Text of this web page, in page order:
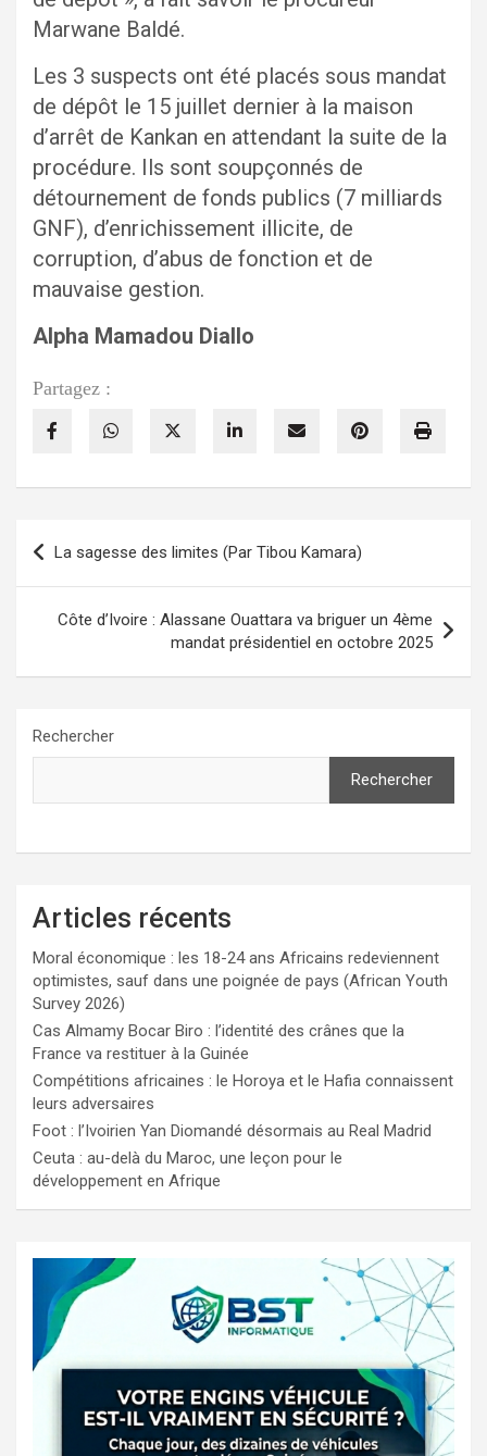
Marwane Baldé.
Les 3 suspects ont été placés sous mandat
de dépôt le 15 juillet dernier à la maison
d’arrêt de Kankan en attendant la suite de la
procédure. Ils sont soupçonnés de
détournement de fonds publics (7 milliards
GNF), d’enrichissement illicite, de
corruption, d’abus de fonction et de
mauvaise gestion.
Alpha Mamadou Diallo
Partagez :
Navigation
de
l’article
La sagesse des limites (Par Tibou Kamara)
Côte d’Ivoire : Alassane Ouattara va briguer un 4ème
mandat présidentiel en octobre 2025
Rechercher
Rechercher
Articles récents
Moral économique : les 18-24 ans Africains redeviennent
optimistes, sauf dans une poignée de pays (African Youth
Survey 2026)
Cas Almamy Bocar Biro : l’identité des crânes que la
France va restituer à la Guinée
Compétitions africaines : le Horoya et le Hafia connaissent
leurs adversaires
Foot : l’Ivoirien Yan Diomandé désormais au Real Madrid
Ceuta : au-delà du Maroc, une leçon pour le
développement en Afrique